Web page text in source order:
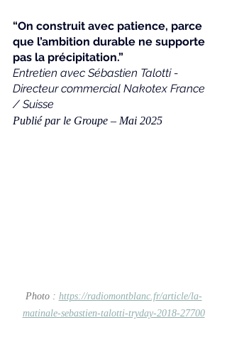
“On construit avec patience, parce
que l’ambition durable ne supporte
pas la précipitation.”
Entretien avec Sébastien Talotti -
Directeur commercial Nakotex France
/ Suisse
Publié par le Groupe – Mai 2025
Photo : https://radiomontblanc.fr/article/la-
matinale-sebastien-talotti-tryday-2018-27700